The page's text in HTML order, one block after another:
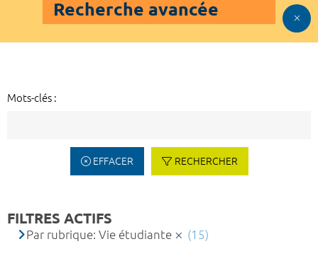
Recherche avancée
Mots-clés :
EFFACER RECHERCHER
FILTRES ACTIFS
Par rubrique: Vie étudiante (15)